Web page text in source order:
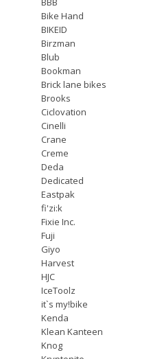
Bike Hand
BIKEID
Birzman
Blub
Bookman
Brick lane bikes
Brooks
Ciclovation
Cinelli
Crane
Creme
Deda
Dedicated
Eastpak
fi'zi:k
Fixie Inc.
Fuji
Giyo
Harvest
HJC
IceToolz
it`s my!bike
Kenda
Klean Kanteen
Knog